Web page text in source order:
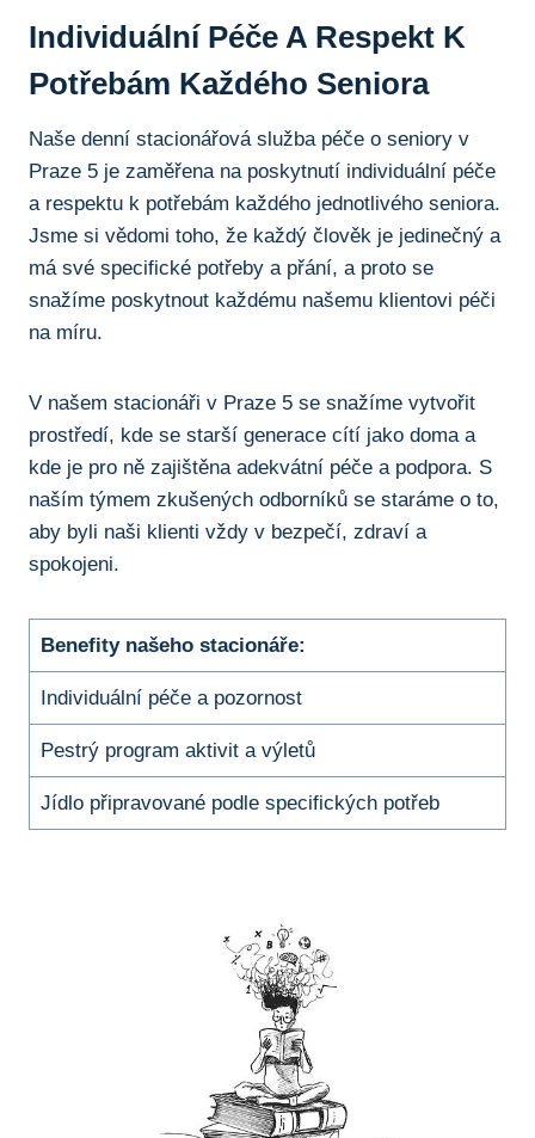
Individuální Péče A Respekt K
Potřebám Každého Seniora
Naše denní stacionářová služba péče o seniory v
Praze 5 je zaměřena na poskytnutí individuální péče
a respektu k potřebám každého jednotlivého seniora.
Jsme si vědomi toho, že každý člověk je jedinečný a
má své specifické potřeby a přání, a proto se
snažíme poskytnout každému našemu klientovi péči
na míru.
V našem stacionáři v Praze 5 se snažíme vytvořit
prostředí, kde se starší generace cítí jako doma a
kde je pro ně zajištěna adekvátní péče a podpora. S
naším týmem zkušených odborníků se staráme o to,
aby byli naši klienti vždy v bezpečí, zdraví a
spokojeni.
Benefity našeho stacionáře:
Individuální péče a pozornost
Pestrý program aktivit a výletů
Jídlo připravované podle specifických potřeb